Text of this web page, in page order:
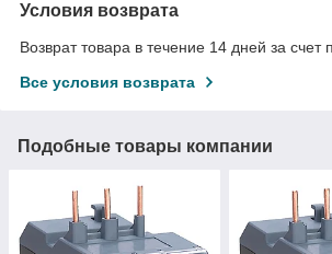
Условия возврата
Возврат товара в течение 14 дней за счет
Все условия возврата
Подобные товары компании